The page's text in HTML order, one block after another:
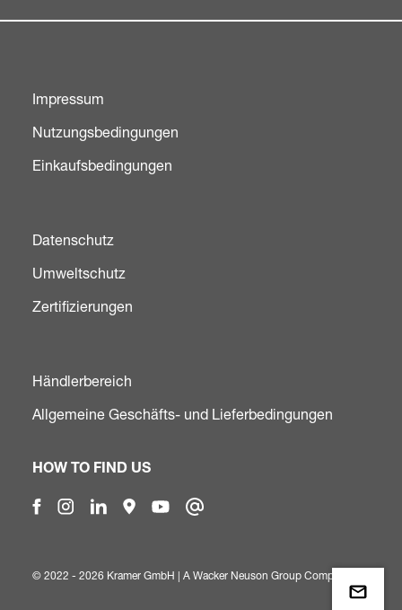
Impressum
Nutzungsbedingungen
Einkaufsbedingungen
Datenschutz
Umweltschutz
Zertifizierungen
Händlerbereich
Allgemeine Geschäfts- und Lieferbedingungen
HOW TO FIND US
© 2022 - 2026 Kramer GmbH | A Wacker Neuson Group Company